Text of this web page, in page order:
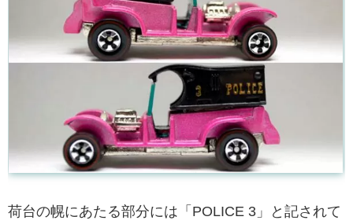
荷台の幌にあたる部分には「POLICE 3」と記されて